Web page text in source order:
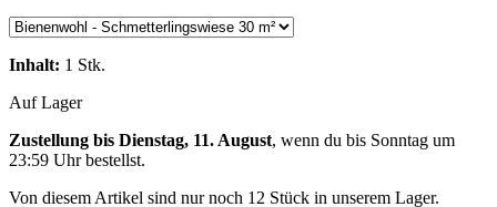
Inhalt: 1 Stk.
Auf Lager
Zustellung bis Dienstag, 11. August, wenn du bis Sonntag um
23:59 Uhrbestellst.
Von diesem Artikel sind nur noch 12 Stück in unserem Lager.